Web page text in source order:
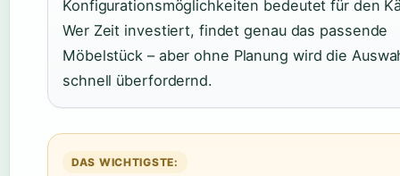
Konfigurationsmöglichkeiten bedeutet für den
Wer Zeit investiert, findet genau das passende
Möbelstück – aber ohne Planung wird die
schnell überfordernd.
DAS WICHTIGSTE: